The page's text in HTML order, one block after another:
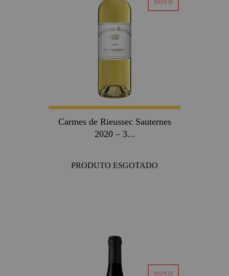
Carmes de Rieussec Sauternes
2020 – 3...
PRODUTO ESGOTADO